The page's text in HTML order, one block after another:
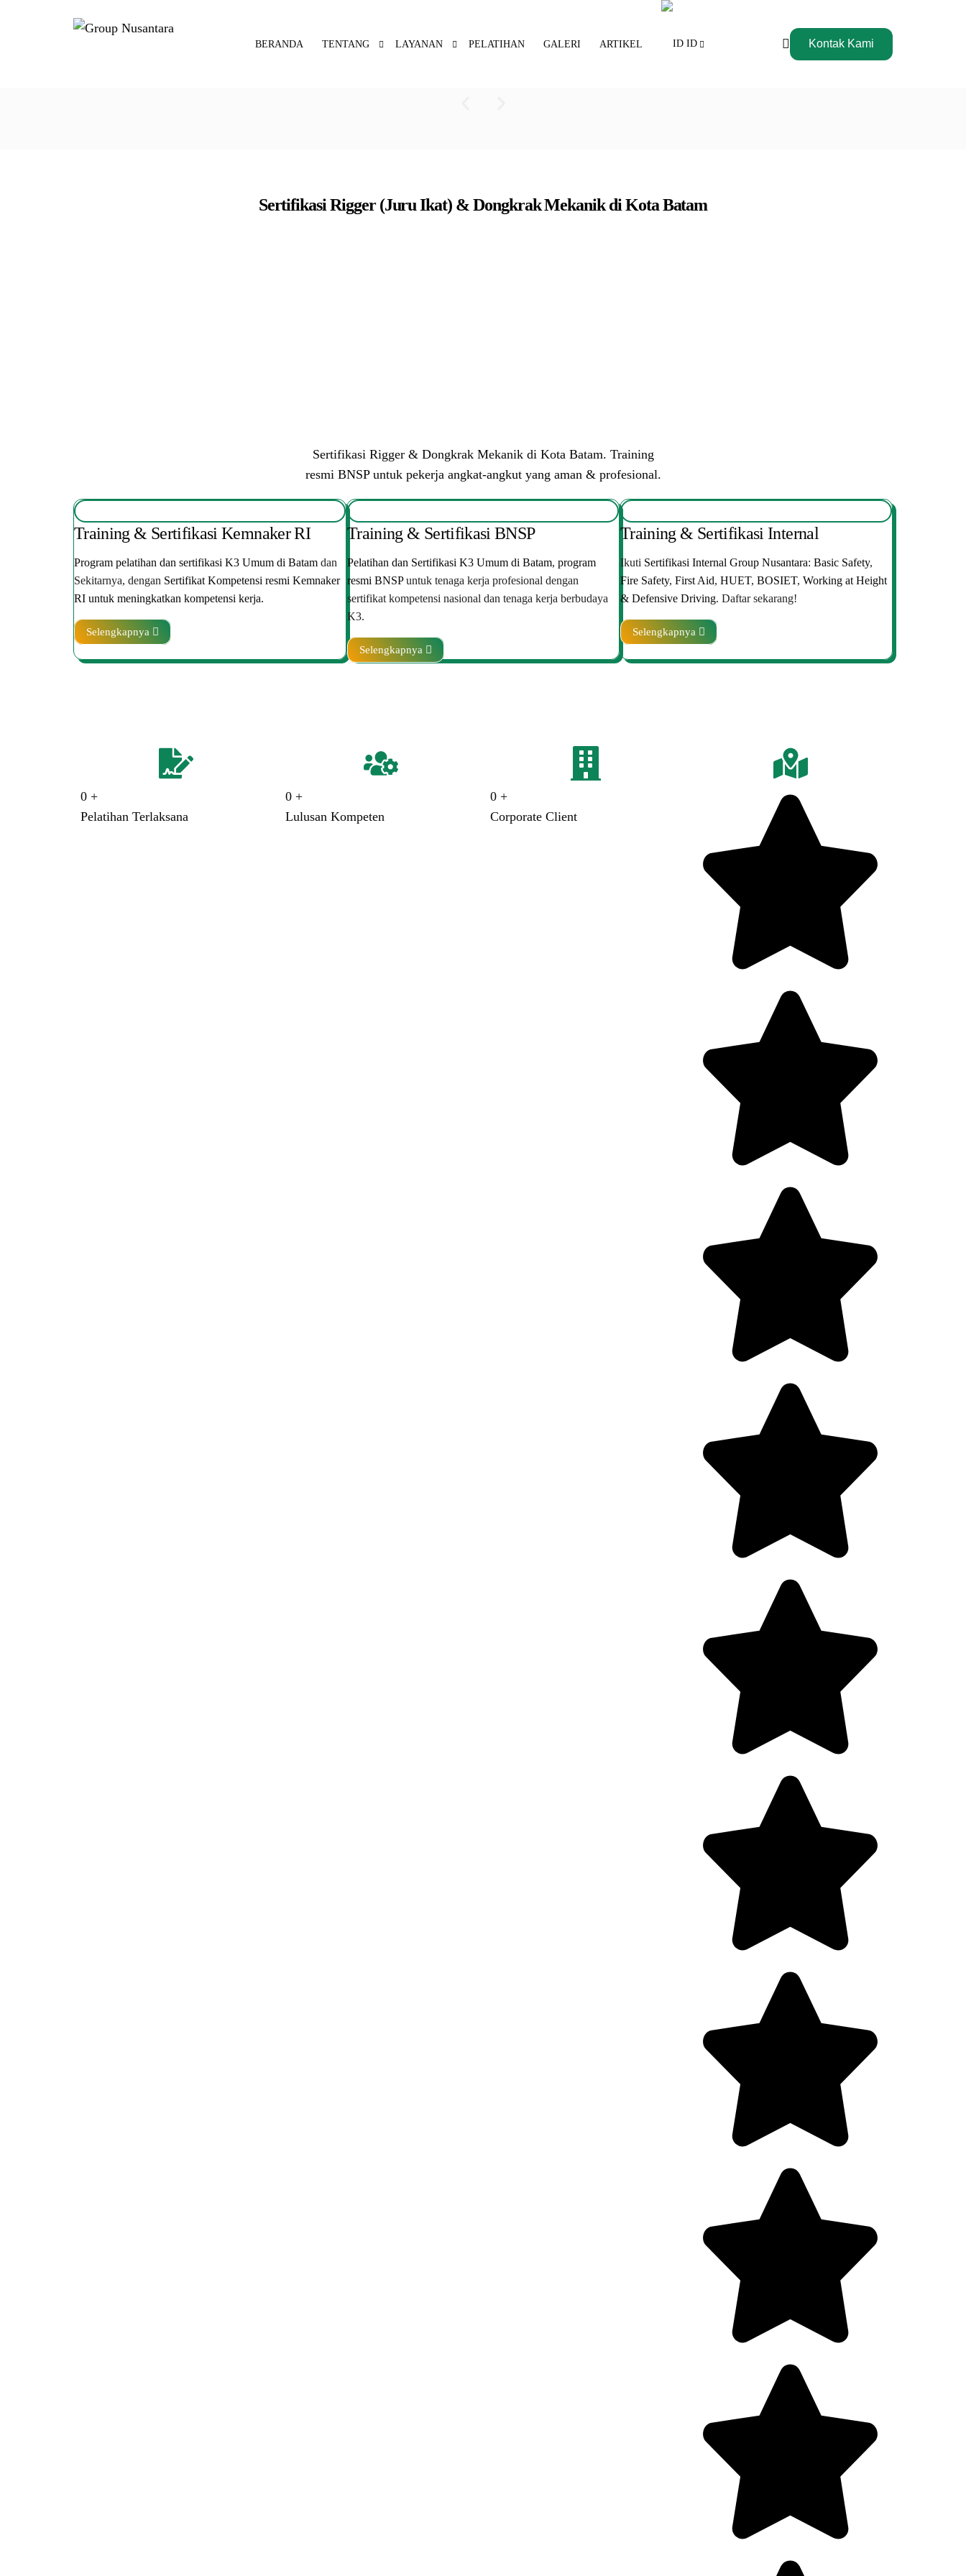
BERANDA TENTANG LAYANAN PELATIHAN GALERI ARTIKEL ID Kontak Kami
Sertifikasi Rigger (Juru Ikat) & Dongkrak Mekanik di Kota Batam
Sertifikasi Rigger & Dongkrak Mekanik di Kota Batam. Training
resmi BNSP untuk pekerja angkat-angkut yang aman & profesional.
Training & Sertifikasi Kemnaker RI
Program pelatihan dan sertifikasi K3 Umum di Batam dan
Sekitarnya, dengan Sertifikat Kompetensi resmi Kemnaker
RI untuk meningkatkan kompetensi kerja.
Selengkapnya
Training & Sertifikasi BNSP
Pelatihan dan Sertifikasi K3 Umum di Batam, program
resmi BNSPuntuk tenaga kerja profesional dengan
sertifikat kompetensi nasional dan tenaga kerja berbudaya
K3.
Selengkapnya
Training & Sertifikasi Internal
Ikuti Sertifikasi Internal Group Nusantara: Basic Safety,
Fire Safety, First Aid, HUET, BOSIET, Working at Height
& Defensive Driving. Daftar sekarang!
Selengkapnya
0 +
Pelatihan Terlaksana
0 +
Lulusan Kompeten
0 +
Corporate Client